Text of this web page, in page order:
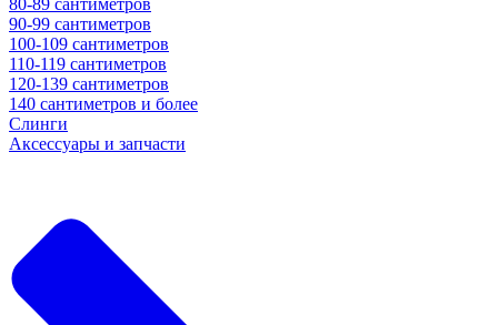
90-99 сантиметров
100-109 сантиметров
110-119 сантиметров
120-139 сантиметров
140 сантиметров и более
Слинги
Аксессуары и запчасти